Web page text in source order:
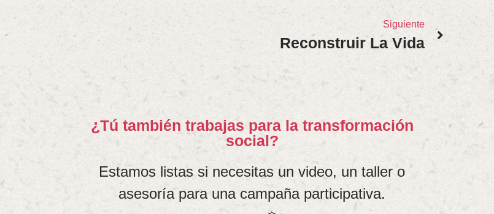
Siguiente
Reconstruir La Vida
¿Tú también trabajas para la transformación
social?
Estamos listas si necesitas un video, un taller o
asesoría para una campaña participativa.